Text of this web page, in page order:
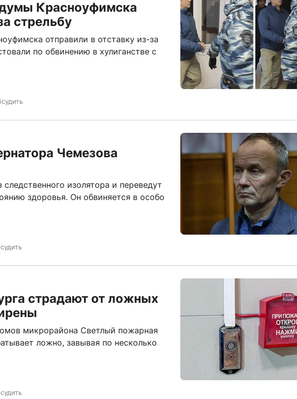
Красноуфимска
стрельбу
отправили в отставку из-за
по обвинению в хулиганстве с
Чемезова
изолятора и переведут
здоровья. Он обвиняется в особо
страдают от ложных
микрорайона Светлый пожарная
ложно, завывая по несколько